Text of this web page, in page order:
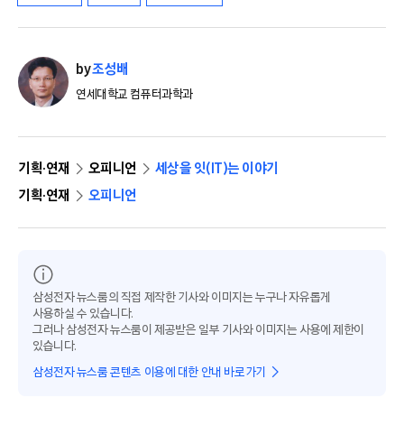
by조성배
연세대학교 컴퓨터과학과
기획·연재 오피니언
세상을 잇(IT)는 이야기
기획·연재
오피니언
삼성전자 뉴스룸의 직접 제작한 기사와 이미지는 누구나 자유롭게
사용하실 수 있습니다.
그러나 삼성전자 뉴스룸이 제공받은 일부 기사와 이미지는 사용에 제한이
있습니다.
삼성전자 뉴스룸 콘텐츠 이용에 대한 안내 바로가기